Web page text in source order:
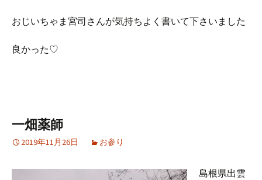
おじいちゃま宮司さんが気持ちよく書いて下さいました
良かった♡
一畑薬師
2019年11月26日 お参り
島根県出雲